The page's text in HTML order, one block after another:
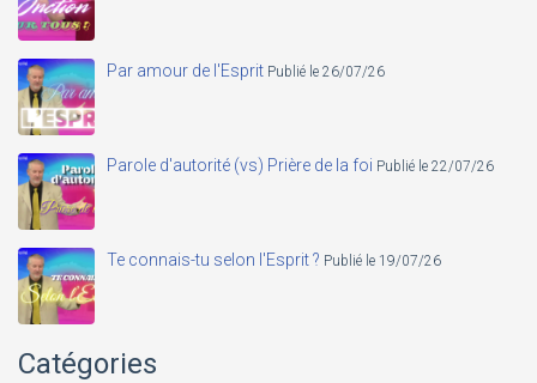
Par amour de l'Esprit Publié le 26/07/26
Parole d'autorité (vs) Prière de la foi Publié le 22/07/26
Te connais-tu selon l'Esprit ? Publié le 19/07/26
Catégories